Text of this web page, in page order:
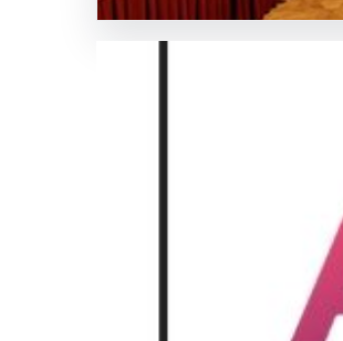
Çerçeve
Hukuk sistemi ve yasama
Bilişim